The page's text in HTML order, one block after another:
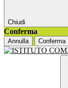
Chiudi
Conferma
Annulla Conferma